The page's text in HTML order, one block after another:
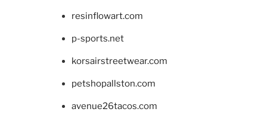
resinflowart.com
p-sports.net
korsairstreetwear.com
petshopallston.com
avenue26tacos.com